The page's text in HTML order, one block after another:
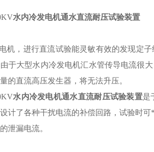
水内冷发电机通水直流耐压试验装置
，进行直流试验能灵敏有效的发现定子
于大型水内冷发电机汇水管传导电流很
的直流高压发生器，将无法升压。
水内冷发电机通水直流耐压试验装置是
计了各种干扰电流的补偿回路，试验时
泄漏电流。